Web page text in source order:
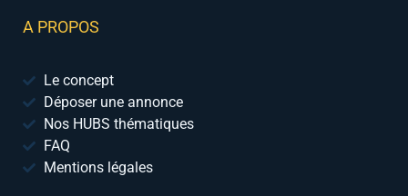
A PROPOS
Le concept
Déposer une annonce
Nos HUBS thématiques
FAQ
Mentions légales